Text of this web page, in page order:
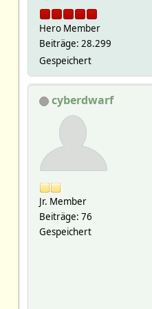
Hero Member
Beiträge: 28.299
Gespeichert
cyberdwarf
Jr. Member
Beiträge: 76
Gespeichert